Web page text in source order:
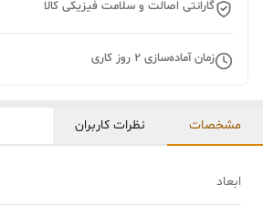
گارانتی اصالت و سلامت فیزیکی کالا
زمان آماده‌سازی 2 روز کاری
مشخصات نظرات کاربران
ابعاد